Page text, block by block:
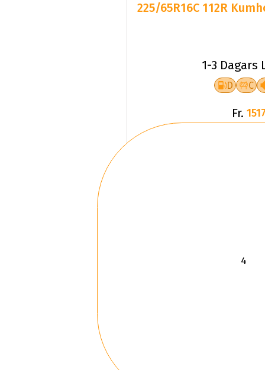
225/65R16C 112R
1-3 Dagars
D C
Fr.